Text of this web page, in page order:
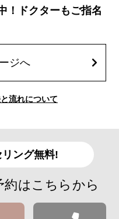
！ドクターもご指名
ジへ
流れについて
ング無料!
約はこちらから